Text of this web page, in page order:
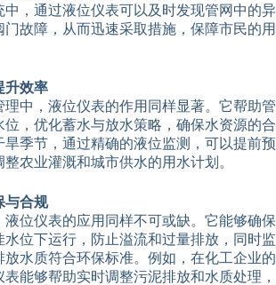
中，通过液位仪表可以及时发现管网中的异
故障，从而迅速采取措施，保障市民的用
升效率
理中，液位仪表的作用同样显著。它帮助管
，优化蓄水与放水策略，确保水资源的合
季节，通过精确的液位监测，可以提前预
农业灌溉和城市供水的用水计划。
与合规
液位仪表的应用同样不可或缺。它能够确保
水位下运行，防止溢流和过量排放，同时监
水质符合环保标准。例如，在化工企业的
能够帮助实时调整污泥排放和水质处理，